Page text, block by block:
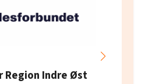
Region Indre Øst